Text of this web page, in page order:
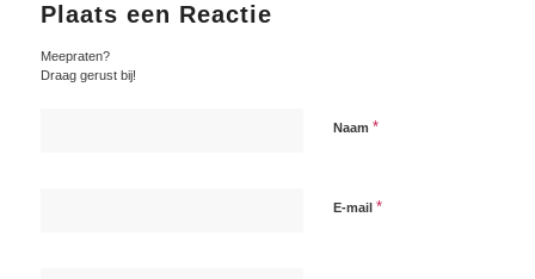
Plaats een Reactie
Meepraten?
Draag gerust bij!
Naam *
E-mail *